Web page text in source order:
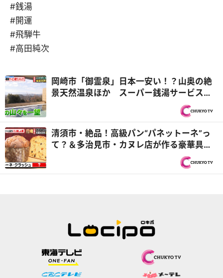
#銭湯
#開運
#飛騨牛
#高田純次
岡崎市「御霊泉」日本一安い！？山奥の絶
景天然温泉ほか スーパー銭湯サービス数
ランキング！『PS純金（ゴールド）』
清須市・絶品！高級パン“パネットーネ”っ
て？＆多治見市・カヌレ店が作る豪華具材
キッシュ コーヒーに合うパン探しの旅 庄
内川編！『PS純金（ゴールド）』